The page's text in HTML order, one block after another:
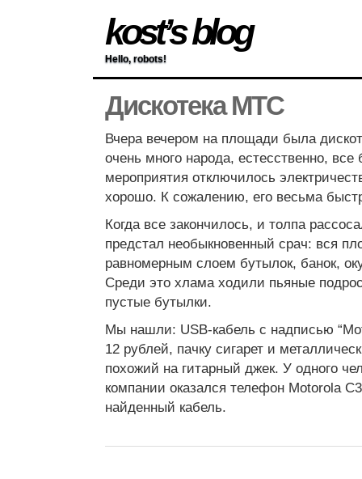
kost’s blog
Hello, robots!
Дискотека МТС
Вчера вечером на площади была
очень много народа, естесственно,
мероприятия отключилось
хорошо. К сожалению, его весьма
Когда все закончилось, и толпа
предстал необыкновенный срач: вся
равномерным слоем бутылок, банок,
Среди это хлама ходили пьяные
пустые бутылки.
Мы нашли: USB-кабель с надписью
12 рублей, пачку сигарет и
похожий на гитарный джек. У одного
компании оказался телефон Motorola
найденный кабель.